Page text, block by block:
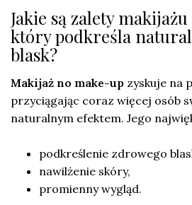
Jakie są zalety
który podkreśla
blask?
Makijaż no make-up zyskuje na
przyciągając coraz więcej osób
naturalnym efektem. Jego
podkreślenie zdrowego
nawilżenie skóry,
promienny wygląd.